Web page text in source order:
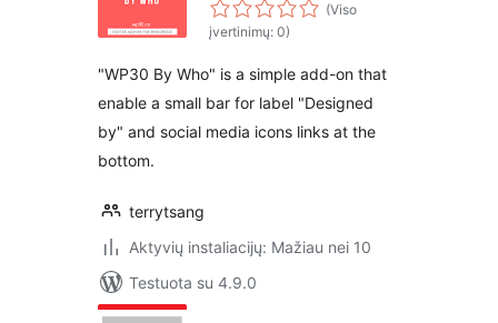
(Viso
įvertinimų: 0)
"WP30 By Who" is a simple add-on that
enable a small bar for label "Designed
by" and social media icons links at the
bottom.
terrytsang
Aktyvių instaliacijų: Mažiau nei 10
Testuota su 4.9.0